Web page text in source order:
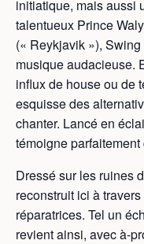
initiatique, mais aussi
talentueux Prince
(« Reykjavik »),
musique audacieuse.
influx de house ou de
esquisse des
chanter. Lancé en
témoigne
Dressé sur les ruines
reconstruit ici à
réparatrices. Tel un
revient ainsi, avec à-